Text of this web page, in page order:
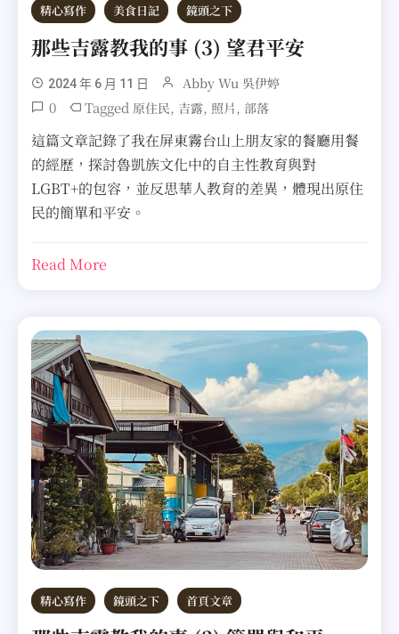
精心寫作 美食日記 鏡頭之下
那些吉露教我的事 (3) 望君平安
2024 年 6 月 11 日 Abby Wu 吳伊婷
0 Tagged 原住民, 吉露, 照片 , 部落
這篇文章記錄了我在屏東霧台山上朋友家的餐廳用餐
的經歷，探討魯凱族文化中的自主性教育與對
LGBT+的包容，並反思華人教育的差異，體現出原住
民的簡單和平安。
Read More
精心寫作 鏡頭之下 首頁文章